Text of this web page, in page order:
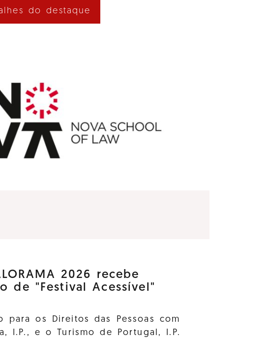
do destaque
2026 recebe
de "Festival Acessível"
para os Direitos das Pessoas com
I.P., e o Turismo de Portugal, I.P.